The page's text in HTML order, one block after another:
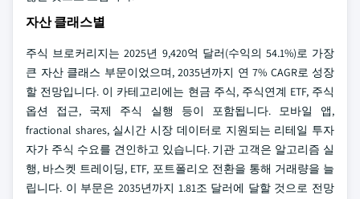
자산 클래스별
주식 브로커리지는 2025년 9,420억 달러(수익의 54.1%)로 가장
큰 자산 클래스 부문이었으며, 2035년까지 연 7% CAGR로 성장
할 전망입니다. 이 카테고리에는 현금 주식, 주식연계 ETF, 주식
옵션 접근, 국제 주식 실행 등이 포함됩니다. 모바일 앱,
fractional shares, 실시간 시장 데이터로 지원되는 리테일 투자
자가 주식 수요를 견인하고 있습니다. 기관 고객은 알고리즘 실
행, 바스켓 트레이딩, ETF, 포트폴리오 전환을 통해 거래량을 늘
립니다. 이 부문은 2035년까지 1.81조 달러에 달할 것으로 전망